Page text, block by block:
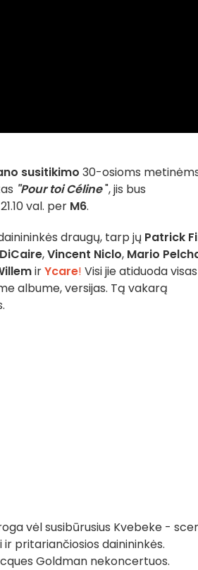
susitikimo 30-osioms
"Pour toi Céline", jis bus
21.10 val. per M6.
draugų, tarp jų Patrick
,Vincent Niclo, Mario
irYcare! Visi jie atiduoda visas
albume, versijas. Tą vakarą
vėl susibūrusius Kvebeke -
pritariančiosios dainininkės.
Goldman nekoncertuos.